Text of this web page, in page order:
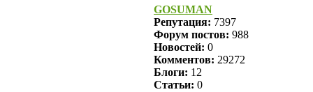
GOSUMAN
Репутация: 7397
Форум постов: 988
Новостей: 0
Комментов: 29272
Блоги: 12
Статьи: 0